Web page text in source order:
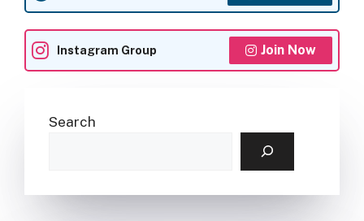
Instagram Group Join Now
Search